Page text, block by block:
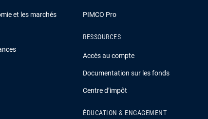
et les marchés PIMCO Pro
RESSOURCES
Accès au compte
Documentation sur les fonds
Centre d’impôt
ÉDUCATION & ENGAGEMENT